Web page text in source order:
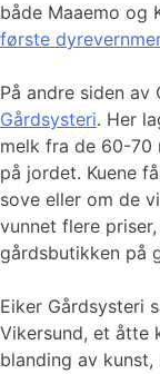
både Maaemo og
første
På andre siden av
Gårdsysteri. Her
melk fra de 60-70
på jordet. Kuene
sove eller om de
vunnet flere
gårdsbutikken på
Eiker Gårdsysteri
Vikersund, et åtte
blanding av